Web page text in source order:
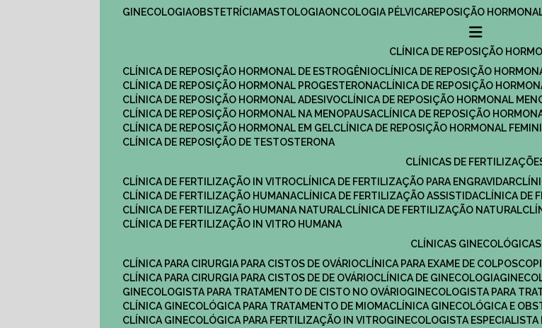
GINECOLOGIA
OBSTETRÍCIA MASTOLOGIA ONCOLOGIA PÉLVICA REPOSIÇÃO
CLÍNICA DE REPOSIÇÃO
CLÍNICA DE REPOSIÇÃO HORMONAL DE ESTROGÊNIO
CLÍNICA DE REPOSIÇÃO
CLÍNICA DE REPOSIÇÃO HORMONAL PROGESTERONA
CLÍNICA DE REPOSIÇÃO
CLÍNICA DE REPOSIÇÃO HORMONAL ADESIVO
CLÍNICA DE REPOSIÇÃO HORMONAL
CLÍNICA DE REPOSIÇÃO HORMONAL NA MENOPAUSA
CLÍNICA DE REPOSIÇÃO
CLÍNICA DE REPOSIÇÃO HORMONAL EM GEL
CLÍNICA DE REPOSIÇÃO HORMONAL
CLÍNICA DE REPOSIÇÃO DE TESTOSTERONA
CLÍNICAS DE
CLÍNICA DE FERTILIZAÇÃO IN VITRO
CLÍNICA DE FERTILIZAÇÃO PARA ENGRAVIDAR
CLÍNICA DE FERTILIZAÇÃO HUMANA
CLÍNICA DE FERTILIZAÇÃO ASSISTIDA
CLÍNICA DE
CLÍNICA DE FERTILIZAÇÃO HUMANA NATURAL
CLÍNICA DE FERTILIZAÇÃO NATURAL
CLÍNICA DE FERTILIZAÇÃO IN VITRO HUMANA
CLÍNICAS GINECOLÓGICAS
CLÍNICA PARA CIRURGIA PARA CISTOS DE OVÁRIO
CLÍNICA PARA EXAME DE
CLÍNICA PARA CIRURGIA PARA CISTOS DE DE OVÁRIO
CLÍNICA DE GINECOLOGIA
GINECOLOGISTA PARA TRATAMENTO DE CISTO NO OVÁRIO
GINECOLOGISTA PARA
CLÍNICA GINECOLÓGICA PARA TRATAMENTO DE MIOMA
CLÍNICA GINECOLÓGICA E
CLÍNICA GINECOLÓGICA PARA FERTILIZAÇÃO IN VITRO
GINECOLOGISTA